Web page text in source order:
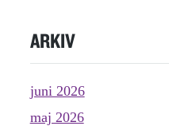
ARKIV
juni 2026
maj 2026